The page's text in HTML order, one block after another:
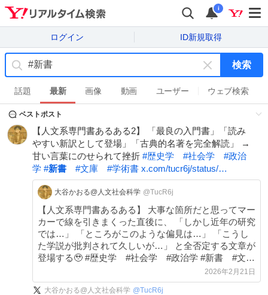
i
ログイン ID新規取得
キ
ー
ワ
ド
を
消
す
検索
話題 最新 画像 動画 ユーザー ウェブ検索
ベストポスト
【人文系専門書あるある2】 「最良の入門書」「読み
やすい新訳として登場」「古典的名著を完全解読」 →
甘い言葉にのせられて挫折 #歴史学 #社会学 #政治
学 #新書 #文庫 #学術書 x.com/tucr6j/status/…
大谷かおる@人文社会科学 @TucR6j
【人文系専門書あるある】 大事な箇所だと思ってマー
カーで線を引きまくった直後に、 「しかし近年の研究
では…」 「ところがこのような偏見は…」 「こうし
た学説が批判されて久しいが…」 と全否定する文章が
登場する🥹 #歴史学 #社会学 #政治学 #新書 #文
2026年2月21日
大谷かおる@人文社会科学 @TucR6j